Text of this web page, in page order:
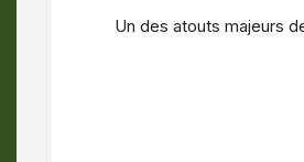
Un des atouts majeurs